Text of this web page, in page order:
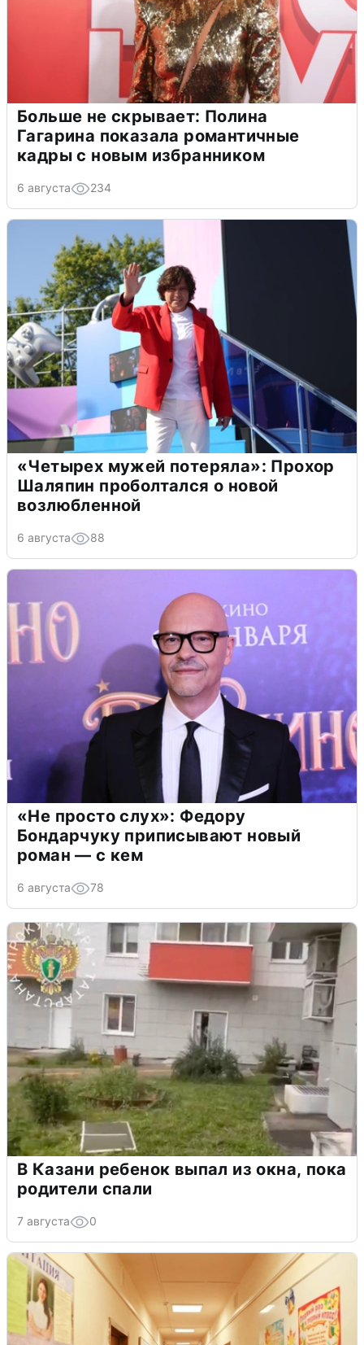
Больше не скрывает: Полина
Гагарина показала романтичные
кадры с новым избранником
6 августа 234
«Четырех мужей потеряла»: Прохор
Шаляпин проболтался о новой
возлюбленной
6 августа 88
«Не просто слух»: Федору
Бондарчуку приписывают новый
роман — с кем
6 августа 78
В Казани ребенок выпал из окна, пока
родители спали
7 августа 0